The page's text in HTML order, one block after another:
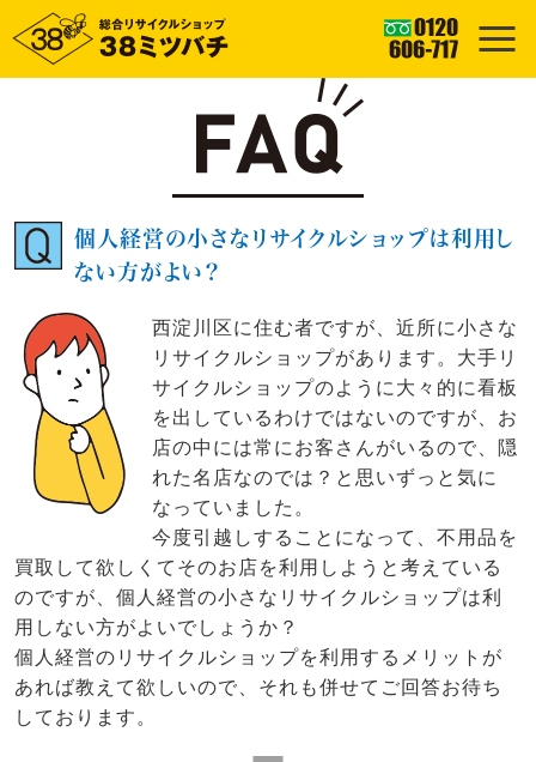
個人経営の小さなリサイクルショップは利用し
ない方がよい？
西淀川区に住む者ですが、近所に小さな
リサイクルショップがあります。大手リ
サイクルショップのように大々的に看板
を出しているわけではないのですが、お
店の中には常にお客さんがいるので、隠
れた名店なのでは？と思いずっと気に
なっていました。
今度引越しすることになって、不用品を
買取して欲しくてそのお店を利用しようと考えている
のですが、個人経営の小さなリサイクルショップは利
用しない方がよいでしょうか？
個人経営のリサイクルショップを利用するメリットが
あれば教えて欲しいので、それも併せてご回答お待ち
しております。